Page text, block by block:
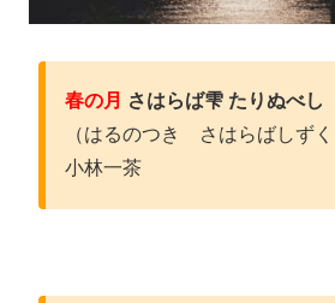
春の月 さはらば雫 たりぬべし
（はるのつき さはらばしずく
小林一茶